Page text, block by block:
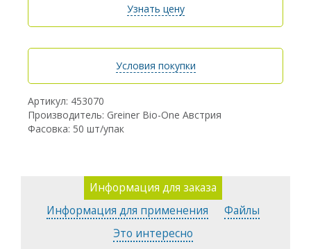
Артикул: 453070
Производитель: Greiner Bio-One Австрия
Фасовка: 50 шт/упак
Узнать цену
Условия покупки
Информация для заказа
Информация для применения
Файлы
Это интересно